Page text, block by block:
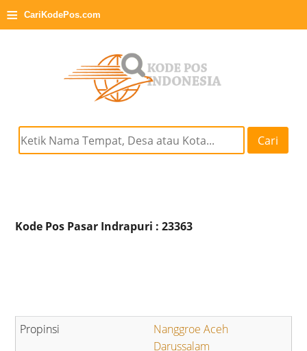
≡ CariKodePos.com
Cari
Kode Pos Pasar Indrapuri : 23363
Nanggroe Aceh
Darussalam